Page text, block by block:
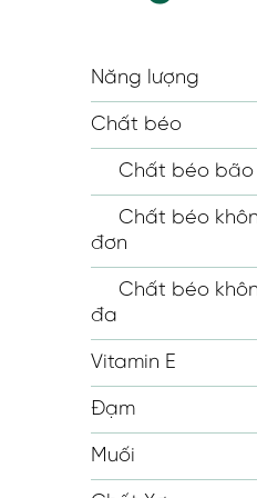
Năng lượng
Chất béo
Chất béo bão
Chất béo
đơn
Chất béo
đa
Vitamin E
Đạm
Muối